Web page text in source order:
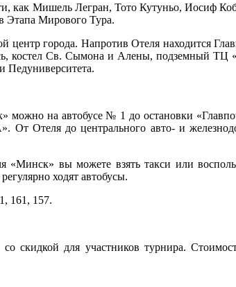
как Мишель Легран, Тото Кутуньо, Иосиф
Этапа Мирового Тура.
центр города. Напротив Отеля находится
костел Св. Сымона и Алены, подземный ТЦ
Педуниверситета.
можно на автобусе № 1 до остановки
Отеля до центрального авто- и
вы можете взять такси или
ходят автобусы.
161, 157.
скидкой для участников турнира.